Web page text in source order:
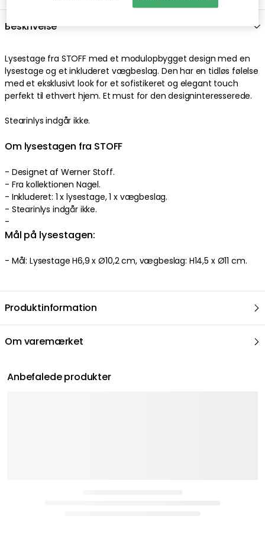
Beskrivelse
Lysestage fra STOFF med et modulopbygget design med en
lysestage og et inkluderet vægbeslag. Den har en tidløs følelse
med et eksklusivt look for et sofistikeret og elegant touch
perfekt til ethvert hjem. Et must for den designinteresserede.
Stearinlys indgår ikke.
Om lysestagen fra STOFF
- Designet af Werner Stoff.
- Fra kollektionen Nagel.
- Inkluderet: 1 x lysestage, 1 x vægbeslag.
- Stearinlys indgår ikke.
-
Mål på lysestagen:
- Mål: Lysestage H6,9 x Ø10,2 cm, vægbeslag: H14,5 x Ø11 cm.
Produktinformation
Om varemærket
Anbefalede produkter